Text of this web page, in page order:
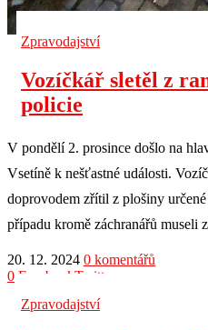
Zpravodajství
Vozíčkář sletěl z
policie
V pondělí 2. prosince došlo na
Vsetíně k nešťastné události.
doprovodem zřítil z plošiny
případu kromě záchranářů museli
20. 12. 2024 0 komentářů
0 Facebook Twitter
Zpravodajství